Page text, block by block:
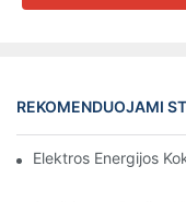
REKOMENDUOJAMI
Elektros Energijos